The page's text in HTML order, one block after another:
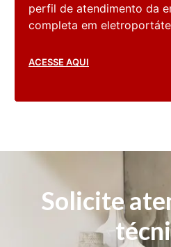
perfil de atendimento da
completa em
ACESSE AQUI
Solicite